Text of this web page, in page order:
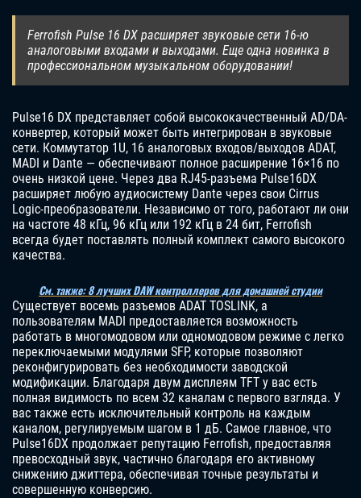
Ferrofish Pulse 16 DX расширяет звуковые сети 16-ю
аналоговыми входами и выходами. Еще одна новинка в
профессиональном музыкальном оборудовании!
Pulse16 DX представляет собой высококачественный AD/DA-
конвертер, который может быть интегрирован в звуковые
сети. Коммутатор 1U, 16 аналоговых входов/выходов ADAT,
MADI и Dante — обеспечивают полное расширение 16×16 по
очень низкой цене. Через два RJ45-разъема Pulse16DX
расширяет любую аудиосистему Dante через свои Cirrus
Logic-преобразователи. Независимо от того, работают ли они
на частоте 48 кГц, 96 кГц или 192 кГц в 24 бит, Ferrofish
всегда будет поставлять полный комплект самого высокого
качества.
См. также: 8 лучших DAW контроллеров для домашней студии
Существует восемь разъемов ADAT TOSLINK, а
пользователям MADI предоставляется возможность
работать в многомодовом или одномодовом режиме с легко
переключаемыми модулями SFP, которые позволяют
реконфигурировать без необходимости заводской
модификации. Благодаря двум дисплеям TFT у вас есть
полная видимость по всем 32 каналам с первого взгляда. У
вас также есть исключительный контроль на каждым
каналом, регулируемым шагом в 1 дБ. Самое главное, что
Pulse16DX продолжает репутацию Ferrofish, предоставляя
превосходный звук, частично благодаря его активному
снижению джиттера, обеспечивая точные результаты и
совершенную конверсию.